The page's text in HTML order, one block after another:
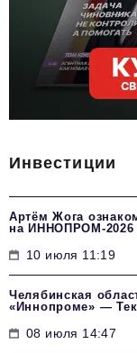
Инвестиции
Артём Жога
на ИННОПРОМ-2026
10 июля 11:19
Челябинская
«Иннопроме» —
08 июля 14:47